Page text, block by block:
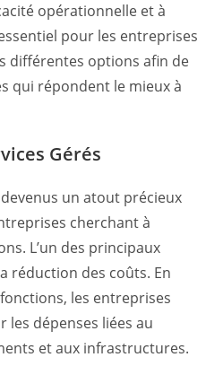
opérationnelle et à
pour les entreprises
différentes options afin de
qui répondent le mieux à
Gérés
un atout précieux
cherchant à
L’un des principaux
réduction des coûts. En
les entreprises
les dépenses liées au
et aux infrastructures.